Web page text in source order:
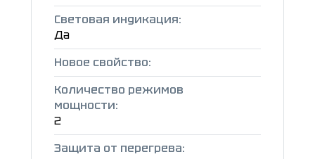
Световая индикация:
Да
Новое свойство:
Количество режимов
мощности:
2
Защита от перегрева: